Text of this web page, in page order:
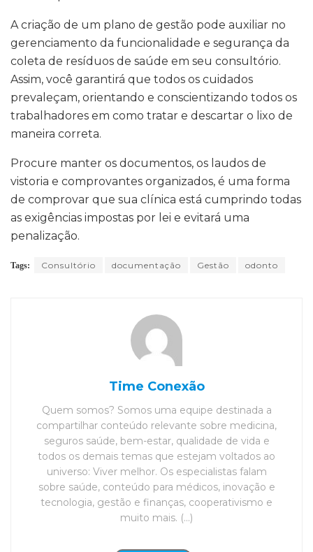
A criação de um plano de gestão pode auxiliar no
gerenciamento da funcionalidade e segurança da
coleta de resíduos de saúde em seu consultório.
Assim, você garantirá que todos os cuidados
prevaleçam, orientando e conscientizando todos os
trabalhadores em como tratar e descartar o lixo de
maneira correta.
Procure manter os documentos, os laudos de
vistoria e comprovantes organizados, é uma forma
de comprovar que sua clínica está cumprindo todas
as exigências impostas por lei e evitará uma
penalização.
Tags: Consultório documentação Gestão odonto
Time Conexão
Quem somos? Somos uma equipe destinada a
compartilhar conteúdo relevante sobre medicina,
seguros saúde, bem-estar, qualidade de vida e
todos os demais temas que estejam voltados ao
universo: Viver melhor. Os especialistas falam
sobre saúde, conteúdo para médicos, inovação e
tecnologia, gestão e finanças, cooperativismo e
muito mais. (...)